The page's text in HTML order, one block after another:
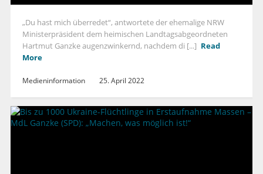
„Du hast mich überredet“, antwortete der ehemalige NRW
Ministerpräsident dem heimischen Landtagsabgeordneten
Hartmut Ganzke augenzwinkernd, nachdem di [...] Read
More
Medieninformation 25. April 2022